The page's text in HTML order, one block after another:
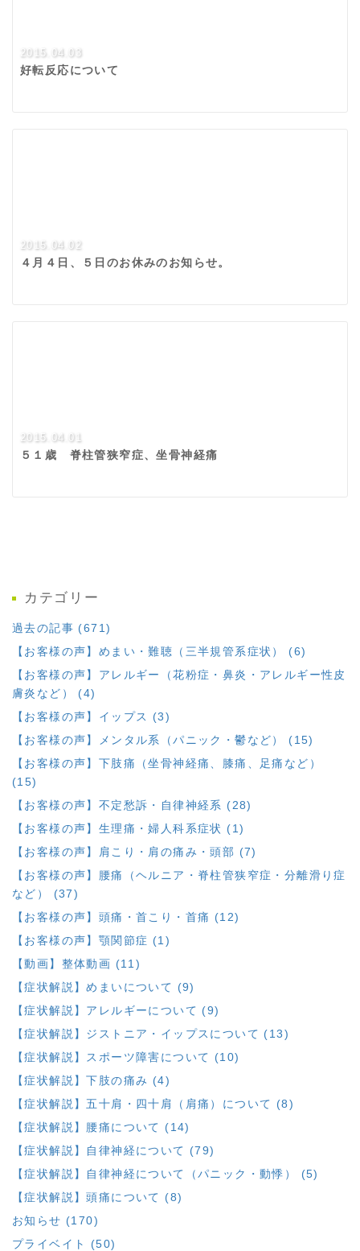
2015.04.03
好転反応について
2015.04.02
４月４日、５日のお休みのお知らせ。
2015.04.01
５１歳 脊柱管狭窄症、坐骨神経痛
カテゴリー
過去の記事 (671)
【お客様の声】めまい・難聴（三半規管系症状） (6)
【お客様の声】アレルギー（花粉症・鼻炎・アレルギー性皮
膚炎など） (4)
【お客様の声】イップス (3)
【お客様の声】メンタル系（パニック・鬱など） (15)
【お客様の声】下肢痛（坐骨神経痛、膝痛、足痛など）
(15)
【お客様の声】不定愁訴・自律神経系 (28)
【お客様の声】生理痛・婦人科系症状 (1)
【お客様の声】肩こり・肩の痛み・頭部 (7)
【お客様の声】腰痛（ヘルニア・脊柱管狭窄症・分離滑り症
など） (37)
【お客様の声】頭痛・首こり・首痛 (12)
【お客様の声】顎関節症 (1)
【動画】整体動画 (11)
【症状解説】めまいについて (9)
【症状解説】アレルギーについて (9)
【症状解説】ジストニア・イップスについて (13)
【症状解説】スポーツ障害について (10)
【症状解説】下肢の痛み (4)
【症状解説】五十肩・四十肩（肩痛）について (8)
【症状解説】腰痛について (14)
【症状解説】自律神経について (79)
【症状解説】自律神経について（パニック・動悸） (5)
【症状解説】頭痛について (8)
お知らせ (170)
プライベイト (50)